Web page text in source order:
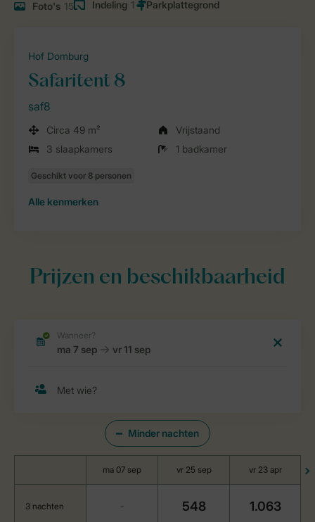
Foto's 15 Indeling 1
Hof Domburg
Safaritent 8
saf8
Circa 49 m²
Vrijstaand
3 slaapkamers
1 badkamer
Alle kenmerken
Prijzen en beschikbaarheid
Minder nachten
ma 07 sep vr 25 sep vr 23 apr
3 nachten - 548 1.063